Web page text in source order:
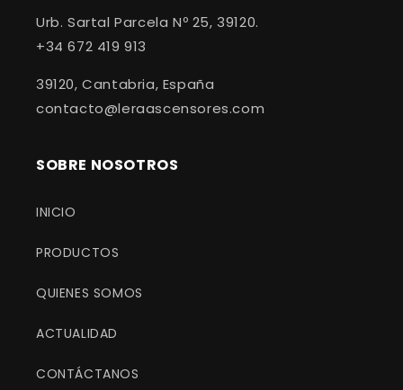
Urb. Sartal Parcela Nº 25, 39120.
+34 672 419 913
39120, Cantabria, España
contacto@leraascensores.com
SOBRE NOSOTROS
INICIO
PRODUCTOS
QUIENES SOMOS
ACTUALIDAD
CONTÁCTANOS